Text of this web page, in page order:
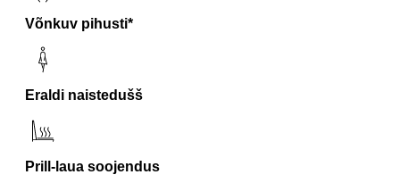
Võnkuv pihusti*
Eraldi naistedušš
Prill-laua soojendus